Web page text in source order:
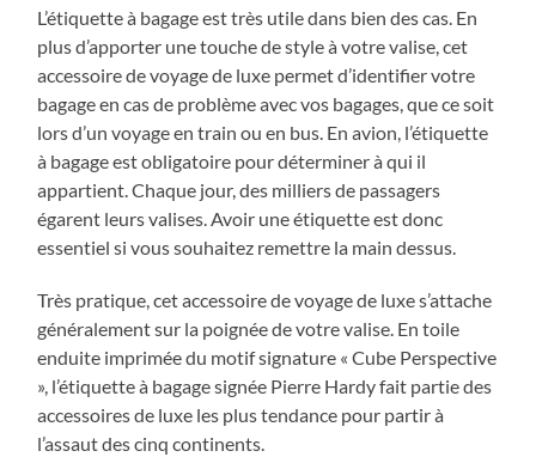
L’étiquette à bagage est très utile dans bien des cas. En
plus d’apporter une touche de style à votre valise, cet
accessoire de voyage de luxe permet d’identifier votre
bagage en cas de problème avec vos bagages, que ce soit
lors d’un voyage en train ou en bus. En avion, l’étiquette
à bagage est obligatoire pour déterminer à qui il
appartient. Chaque jour, des milliers de passagers
égarent leurs valises. Avoir une étiquette est donc
essentiel si vous souhaitez remettre la main dessus.
Très pratique, cet accessoire de voyage de luxe s’attache
généralement sur la poignée de votre valise. En toile
enduite imprimée du motif signature « Cube Perspective
», l’étiquette à bagage signée Pierre Hardy fait partie des
accessoires de luxe les plus tendance pour partir à
l’assaut des cinq continents.